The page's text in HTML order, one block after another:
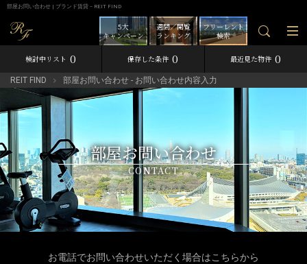
部屋お問い合わせ | ブランド賃貸－REIT FIND
フリーレント
検索
週間／閲覧
ランキング
5大
キャンペーン
検討中リスト 0 保存した条件 0 最近見た物件 0
REIT FIND 部屋お問い合わせ - お問い合わせ内容入力
部屋お問い合わせ
CONTACT
お電話でお問い合わせいただく場合はこちらから